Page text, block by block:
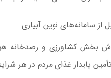
از سامانه‌های نوین آبیاری
بخش کشاورزی و رصدخانه
پایدار غذای مردم در هر